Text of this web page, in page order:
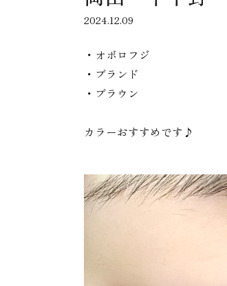
2024.12.09
・オボロフジ
・ブランド
・ブラウン
カラーおすすめです♪